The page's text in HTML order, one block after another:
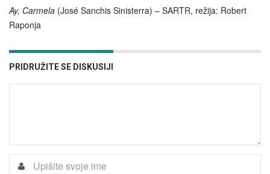
Ay, Carmela (José Sanchis Sinisterra) – SARTR, režija: Robert
Raponja
PRIDRUŽITE SE DISKUSIJI